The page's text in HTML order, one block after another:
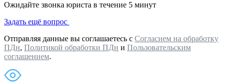
Ожидайте звонка юриста в течение 5 минут
Задать ещё вопрос
Отправляя данные вы соглашаетесь с Согласием на обработку
ПДн, Политикой обработки ПДн и Пользовательским
соглашением.